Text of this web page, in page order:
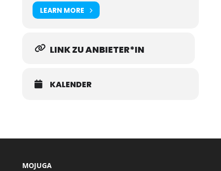
LEARN MORE
LINK ZU ANBIETER*IN
KALENDER
MOJUGA